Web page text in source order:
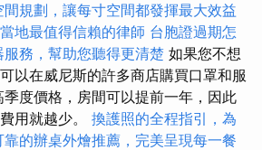
間規劃，讓每寸空間都發揮最大效益
地最值得信賴的律師 台胞證過期怎
服務，幫助您聽得更清楚 如果您不想
以在威尼斯的許多商店購買口罩和服
度價格，房間可以提前一年，因此
用就越少。 換護照的全程指引，為
靠的辦桌外燴推薦，完美呈現每一餐